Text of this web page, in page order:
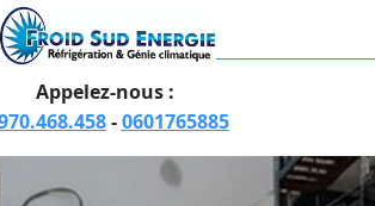
Appelez-nous :
-0601765885